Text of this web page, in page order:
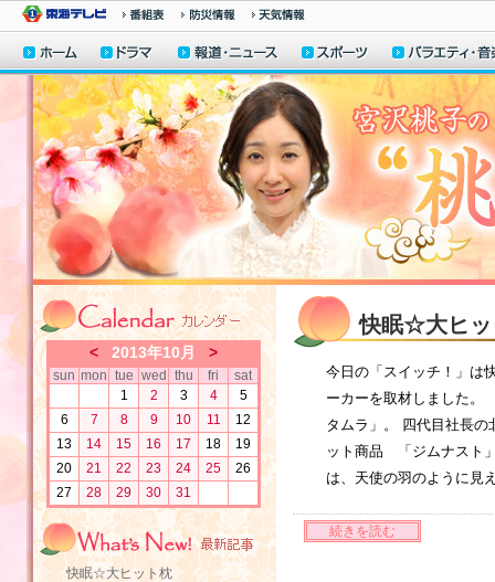
快眠☆大ヒッ
今日の「スイッチ！」は
ーカーを取材しました
タムラ」。 四代目社長
ット商品 「ジムナスト
は、天使の羽のように
続きを読む
< 2013年10月 >
sun mon tue wed thu fri
sat
1
2 3 4
5
6
7 8 9 10 11
12
13
14 15 16 17 18
19
20
21 22 23 24 25
26
27
28 29 30 31
快眠☆大ヒット枕